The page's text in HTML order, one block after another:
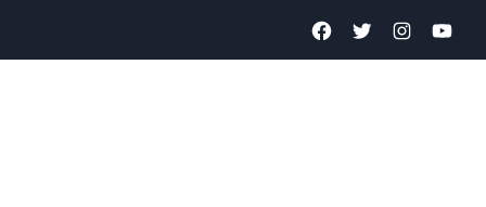
Facebook Twitter Instagram YouTube